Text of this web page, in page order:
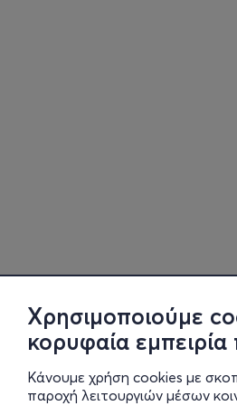
Χρησιμοποιούμε
κορυφαία
Κάνουμε χρήση cookies με
παροχή λειτουργιών μέσων